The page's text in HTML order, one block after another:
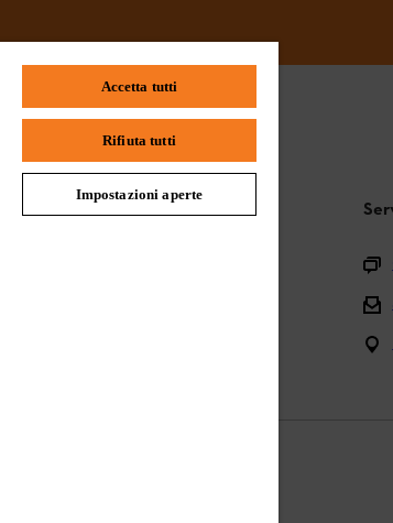
STIHL FAQ
Accetta tutti
Rifiuta tutti
Impostazioni aperte